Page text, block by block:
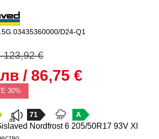
D24-Q1
123,92 €
/ 86,75 €
30%
71 A
Nordfrost 6 205/50R17 93V Xl